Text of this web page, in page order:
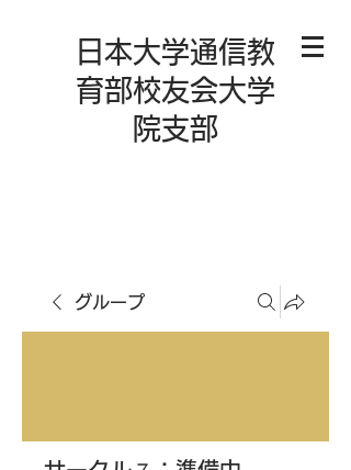
日本大学通信教
育部校友会大学
院支部
グループ